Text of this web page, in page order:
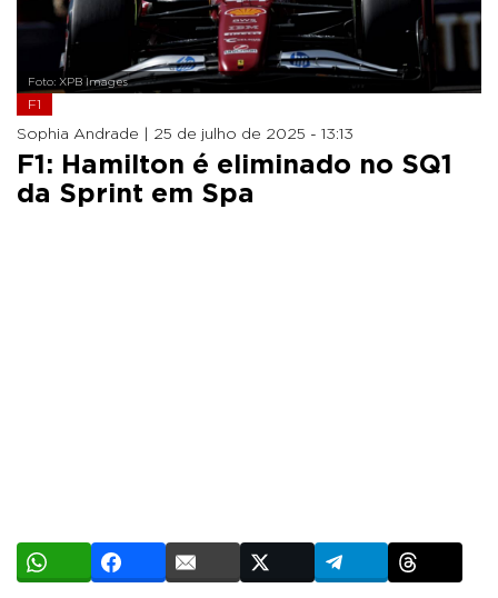
Foto: XPB Images
F1
Sophia Andrade | 25 de julho de 2025 - 13:13
F1: Hamilton é eliminado no SQ1
da Sprint em Spa